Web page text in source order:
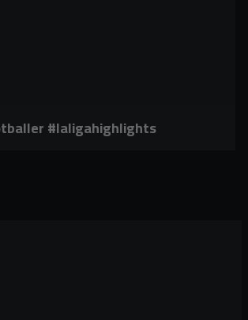
A special footballer #laligahighlights